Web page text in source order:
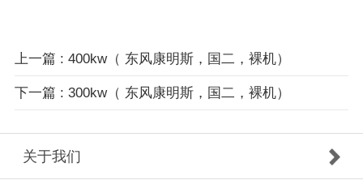
上一篇 : 400kw（ 东风康明斯，国二，裸机）
下一篇 : 300kw（ 东风康明斯，国二，裸机）
关于我们